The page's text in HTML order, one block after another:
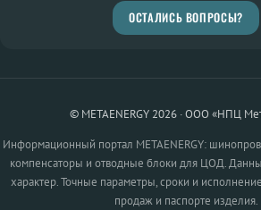
ОСТАЛИСЬ ВОПРОСЫ?
© METAENERGY 2026 · ООО «НПЦ
Информационный портал METAENERGY:
компенсаторы и отводные блоки для ЦОД.
характер. Точные параметры, сроки и
продаж и паспорте изделия.